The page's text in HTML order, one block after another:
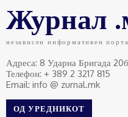
Журнал
независен информативен
Адреса: 8 Ударна Бригада
Телефон: + 389 2 3217 815
Email: info @ zurnal.mk
ОД УРЕДНИКОТ